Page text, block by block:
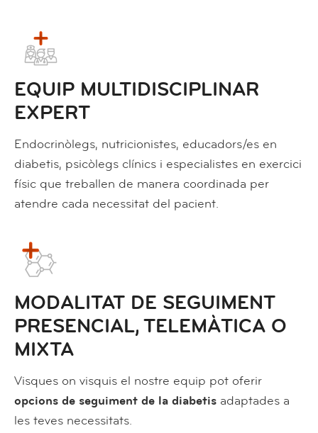
EQUIP MULTIDISCIPLINAR
EXPERT
Endocrinòlegs, nutricionistes, educadors/es en
diabetis, psicòlegs clínics i especialistes en exercici
físic que treballen de manera coordinada per
atendre cada necessitat del pacient.
MODALITAT DE SEGUIMENT
PRESENCIAL, TELEMÀTICA O
MIXTA
Visques on visquis el nostre equip pot oferir
opcions de seguiment de la diabetis adaptades a
les teves necessitats.